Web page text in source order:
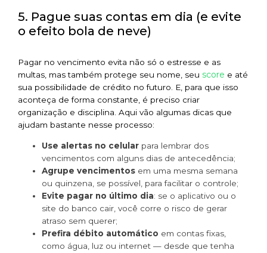
5. Pague suas contas em dia (e evite
o efeito bola de neve)
Pagar no vencimento evita não só o estresse e as
multas, mas também protege seu nome, seu score e até
sua possibilidade de crédito no futuro. E, para que isso
aconteça de forma constante, é preciso criar
organização e disciplina. Aqui vão algumas dicas que
ajudam bastante nesse processo:
Use alertas no celular para lembrar dos
vencimentos com alguns dias de antecedência;
Agrupe vencimentos em uma mesma semana
ou quinzena, se possível, para facilitar o controle;
Evite pagar no último dia: se o aplicativo ou o
site do banco cair, você corre o risco de gerar
atraso sem querer;
Prefira débito automático em contas fixas,
como água, luz ou internet — desde que tenha